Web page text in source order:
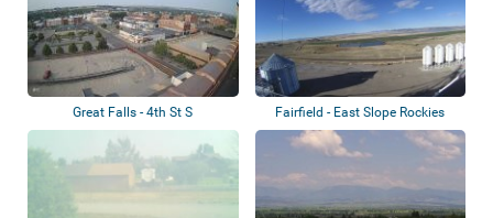
Great Falls - 4th St S Fairfield - East Slope Rockies